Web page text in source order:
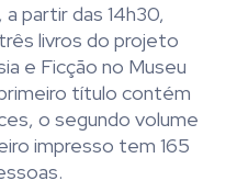
partir das 14h30,
livros do projeto
e Ficção no Museu
título contém
o segundo volume
impresso tem 165